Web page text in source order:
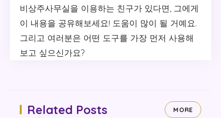
비상주사무실을 이용하는 친구가 있다면, 그에게
이 내용을 공유해보세요! 도움이 많이 될 거예요.
그리고 여러분은 어떤 도구를 가장 먼저 사용해
보고 싶으신가요?
Related Posts MORE